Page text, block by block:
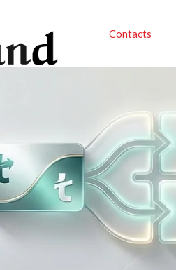
Contacts